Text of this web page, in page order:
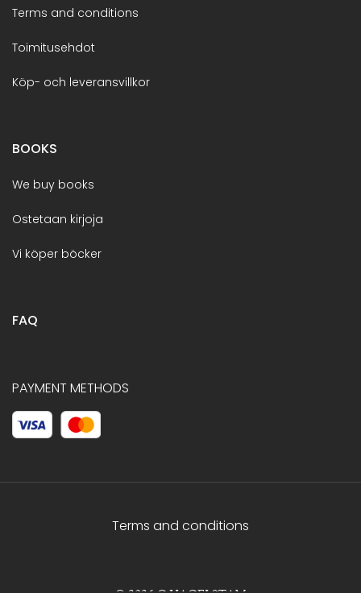
Terms and conditions
Toimitusehdot
Köp- och leveransvillkor
BOOKS
We buy books
Ostetaan kirjoja
Vi köper böcker
FAQ
PAYMENT METHODS
Terms and conditions